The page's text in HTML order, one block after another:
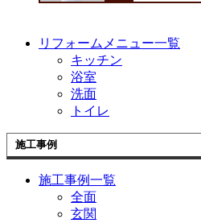
リフォームメニュー一覧
キッチン
浴室
洗面
トイレ
施工事例
施工事例一覧
全面
玄関